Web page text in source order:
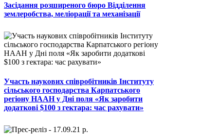
Засідання розширеного бюро Відділення
землеробства, меліорації та механізації
Участь наукових співробітників Інституту
сільського господарства Карпатського
регіону НААН у Дні поля «Як заробити
додаткові $100 з гектара: час рахувати»